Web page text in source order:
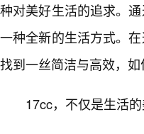
种对美好生活的追求。
一种全新的生活方式。
找到一丝简洁与高效，
17cc，不仅是生活